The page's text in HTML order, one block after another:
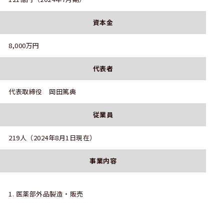
資本金
8,000万円
代表者
代表取締役 岡田篤典
従業員
219人（2024年8月1日現在）
事業内容
医薬部外品製造・販売